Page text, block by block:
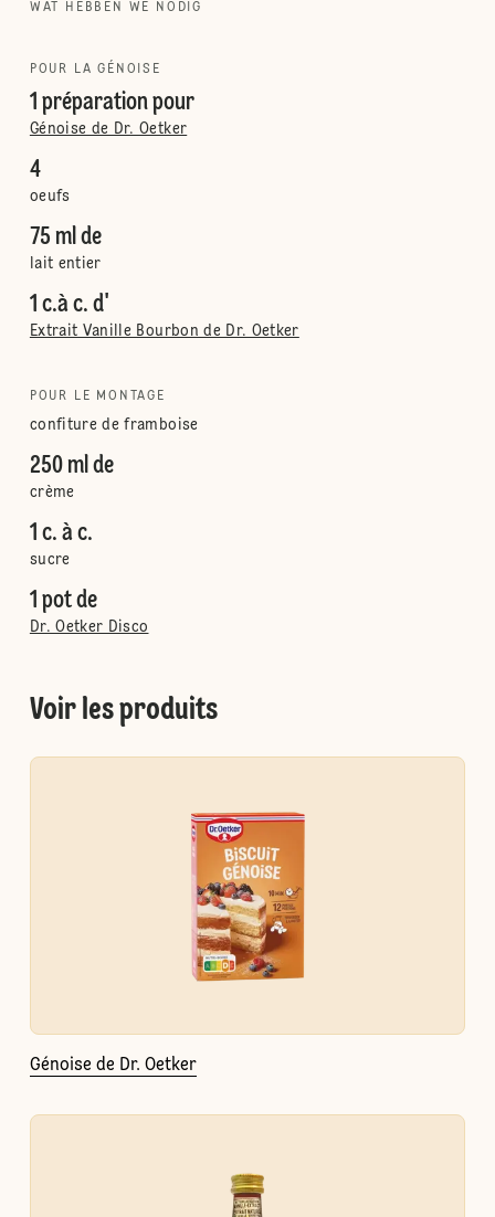
WAT HEBBEN WE NODIG
POUR LA GÉNOISE
1 préparation pour
Génoise de Dr. Oetker
4
oeufs
75 ml de
lait entier
1 c.à c. d'
Extrait Vanille Bourbon de Dr. Oetker
POUR LE MONTAGE
confiture de framboise
250 ml de
crème
1 c. à c.
sucre
1 pot de
Dr. Oetker Disco
Voir les produits
Génoise de Dr. Oetker